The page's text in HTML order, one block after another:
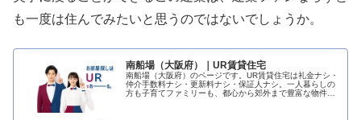
も一度は住んでみたいと思うのではないでしょうか。
南船場（大阪府）｜UR賃貸住宅
南船場（大阪府）のページです。UR賃貸住宅は礼金ナシ・
仲介手数料ナシ・更新料ナシ・保証人ナシ。一人暮らしの
方も子育てファミリーも、都心から郊外まで豊富な物件の